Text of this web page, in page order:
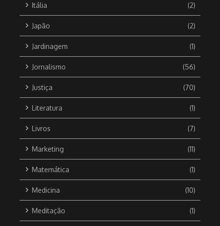
Itália (2)
Japão (2)
Jardinagem (1)
Jornalismo (56)
Justiça (70)
Literatura (1)
Livros (7)
Marketing (11)
Matemática (1)
Medicina (10)
Meditação (1)